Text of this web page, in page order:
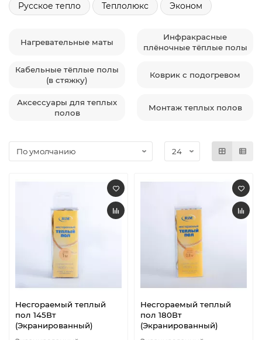
Русское тепло
Теплолюкс Эконом
Нагревательные маты
Инфракрасные
плёночные тёплые полы
Кабельные тёплые полы
(в стяжку)
Коврик с подогревом
Аксессуары для теплых
полов
Монтаж теплых полов
Несгораемый теплый
пол 145Вт
(Экранированный)
Несгораемый теплый
пол 180Вт
(Экранированный)